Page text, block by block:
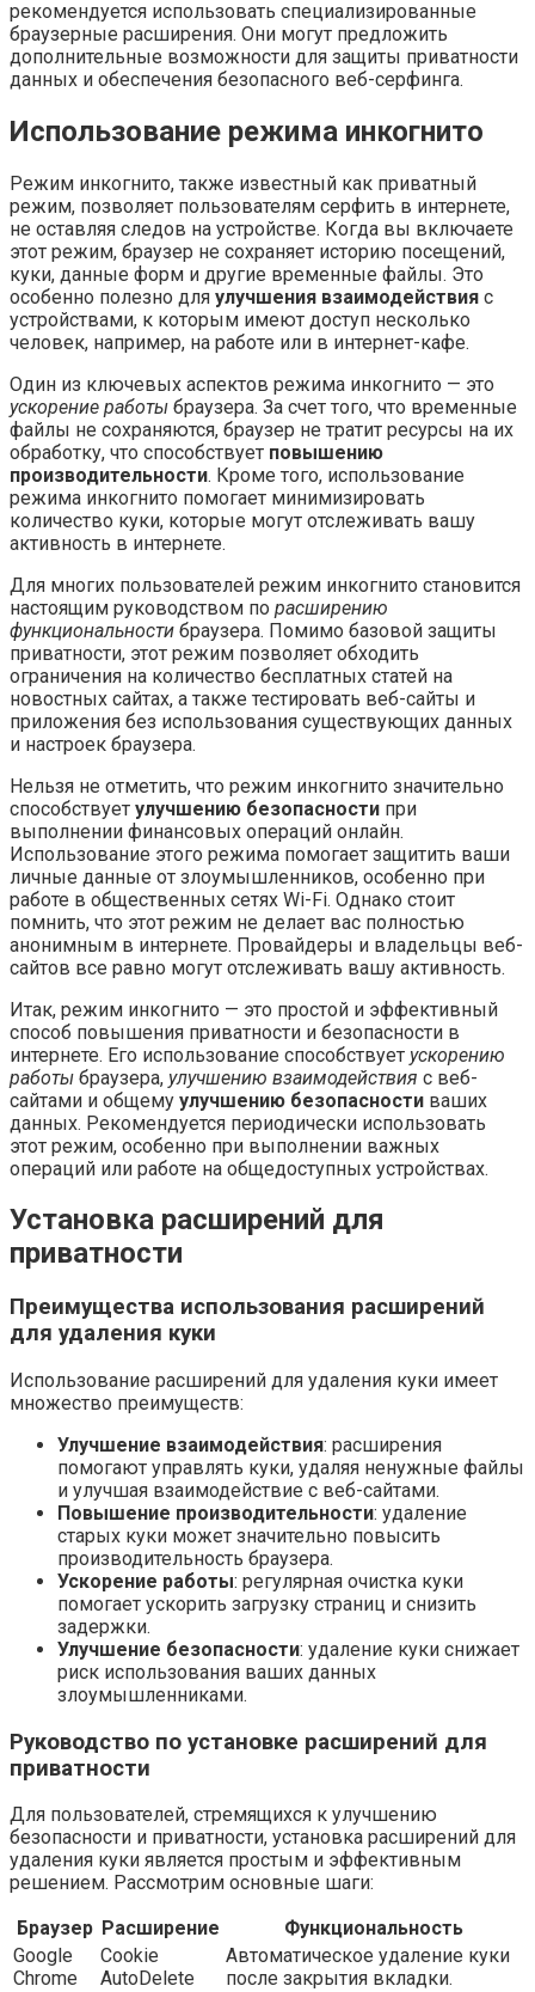
рекомендуется использовать специализированные
браузерные расширения. Они могут предложить
дополнительные возможности для защиты приватности
данных и обеспечения безопасного веб-серфинга.
Использование режима инкогнито
Режим инкогнито, также известный как приватный
режим, позволяет пользователям серфить в интернете,
не оставляя следов на устройстве. Когда вы включаете
этот режим, браузер не сохраняет историю посещений,
куки, данные форм и другие временные файлы. Это
особенно полезно для улучшения взаимодействия с
устройствами, к которым имеют доступ несколько
человек, например, на работе или в интернет-кафе.
Один из ключевых аспектов режима инкогнито — это
ускорение работы браузера. За счет того, что временные
файлы не сохраняются, браузер не тратит ресурсы на их
обработку, что способствует повышению
производительности. Кроме того, использование
режима инкогнито помогает минимизировать
количество куки, которые могут отслеживать вашу
активность в интернете.
Для многих пользователей режим инкогнито становится
настоящим руководством по расширению
функциональности браузера. Помимо базовой защиты
приватности, этот режим позволяет обходить
ограничения на количество бесплатных статей на
новостных сайтах, а также тестировать веб-сайты и
приложения без использования существующих данных
и настроек браузера.
Нельзя не отметить, что режим инкогнито значительно
способствует улучшению безопасности при
выполнении финансовых операций онлайн.
Использование этого режима помогает защитить ваши
личные данные от злоумышленников, особенно при
работе в общественных сетях Wi-Fi. Однако стоит
помнить, что этот режим не делает вас полностью
анонимным в интернете. Провайдеры и владельцы веб-
сайтов все равно могут отслеживать вашу активность.
Итак, режим инкогнито — это простой и эффективный
способ повышения приватности и безопасности в
интернете. Его использование способствует ускорению
работы браузера, улучшению взаимодействия с веб-
сайтами и общему улучшению безопасности ваших
данных. Рекомендуется периодически использовать
этот режим, особенно при выполнении важных
операций или работе на общедоступных устройствах.
Установка расширений для
приватности
Преимущества использования расширений
для удаления куки
Использование расширений для удаления куки имеет
множество преимуществ:
Улучшение взаимодействия: расширения
помогают управлять куки, удаляя ненужные файлы
и улучшая взаимодействие с веб-сайтами.
Повышение производительности: удаление
старых куки может значительно повысить
производительность браузера.
Ускорение работы: регулярная очистка куки
помогает ускорить загрузку страниц и снизить
задержки.
Улучшение безопасности: удаление куки снижает
риск использования ваших данных
злоумышленниками.
Руководство по установке расширений для
приватности
Для пользователей, стремящихся к улучшению
безопасности и приватности, установка расширений для
удаления куки является простым и эффективным
решением. Рассмотрим основные шаги:
Браузер Расширение
Функциональность
Google
Chrome
Cookie
AutoDelete
Автоматическое удаление куки
после закрытия вкладки.